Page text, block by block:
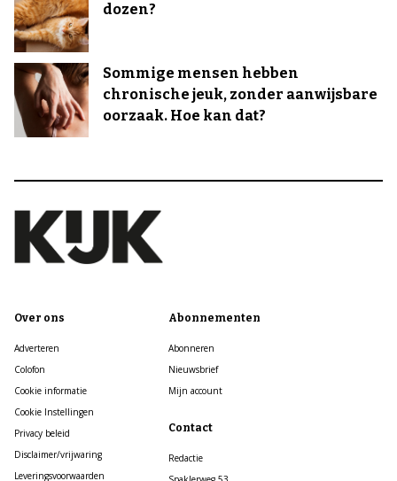
dozen?
Sommige mensen hebben
chronische jeuk, zonder aanwijsbare
oorzaak. Hoe kan dat?
Over ons
Adverteren
Colofon
Cookie informatie
Cookie Instellingen
Privacy beleid
Disclaimer/vrijwaring
Leveringsvoorwaarden
Abonnementen
Abonneren
Nieuwsbrief
Mijn account
Contact
Redactie